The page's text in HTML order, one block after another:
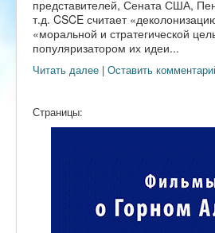
представителей, Сената США,
т.д. CSCE считает
«моральной и стратегической
популяризатором их идеи...
Читать далее | Оставить
Страницы: